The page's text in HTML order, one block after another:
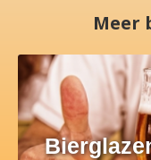
Meer